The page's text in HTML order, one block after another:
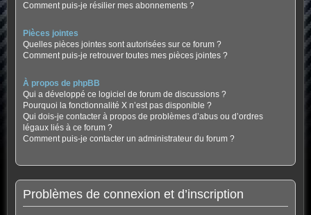
Comment puis-je résilier mes abonnements ?
Pièces jointes
Quelles pièces jointes sont autorisées sur ce forum ?
Comment puis-je retrouver toutes mes pièces jointes ?
À propos de phpBB
Qui a développé ce logiciel de forum de discussions ?
Pourquoi la fonctionnalité X n’est pas disponible ?
Qui dois-je contacter à propos de problèmes d’abus ou d’ordres
légaux liés à ce forum ?
Comment puis-je contacter un administrateur du forum ?
Problèmes de connexion et d’inscription